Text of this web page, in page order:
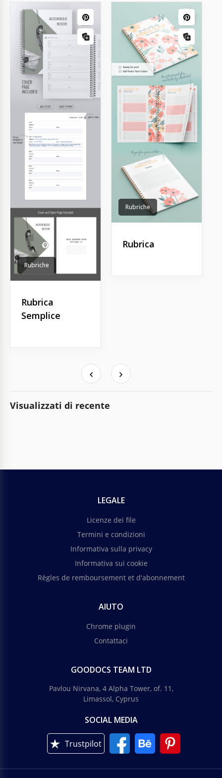
Rubriche
Rubrica
Semplice
Rubriche
Rubrica
Visualizzati di recente
LEGALE
Licenze dei file
Termini e condizioni
Informativa sulla privacy
Informativa sui cookie
Règles de remboursement et d'abonnement
AIUTO
Chrome plugin
Contattaci
GOODOCS TEAM LTD
Pavlou Nirvana, 4 Alpha Tower, of. 11,
Limassol, Cyprus
SOCIAL MEDIA
Trustpilot